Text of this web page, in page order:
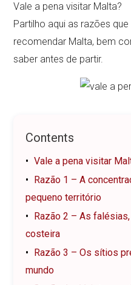
Vale a pena visitar Malta?
Partilho aqui as razões
recomendar Malta, bem
saber antes de partir.
Contents
Vale a pena visitar
Razão 1 – A
pequeno território
Razão 2 – As
costeira
Razão 3 – Os sítios
mundo